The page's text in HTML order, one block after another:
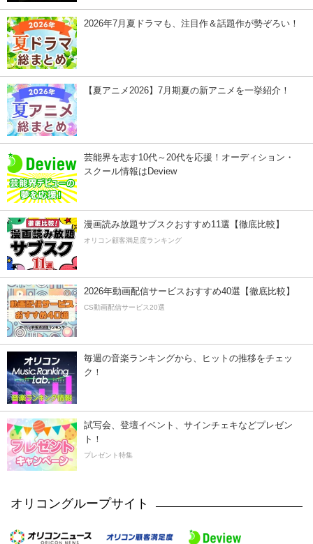
2026年7月夏ドラマも、注目作＆話題作が勢ぞろい！
【夏アニメ2026】7月期夏の新アニメを一挙紹介！
芸能界を志す10代～20代を応援！オーディション・
スクール情報はDeview
漫画読み放題サブスクおすすめ11選【徹底比較】
オリコン顧客満足度ランキング
2026年動画配信サービスおすすめ40選【徹底比較】
CS動画配信サービス20選
毎週の音楽ランキングから、ヒットの推移をチェッ
ク！
試写会、登壇イベント、サインチェキなどプレゼン
ト！
プレゼント特集
オリコングループサイト